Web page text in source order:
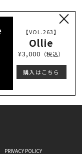
PRIVACY POLICY
【VOL.263】
Ollie
¥3,000 （税込）
購入はこちら
×